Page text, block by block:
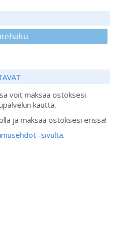
voit maksaa ostoksesi
kautta.
ja maksaa ostoksesi erissä!
-sivulta.